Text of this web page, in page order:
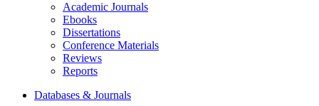
Academic Journals
Ebooks
Dissertations
Conference Materials
Reviews
Reports
Databases & Journals